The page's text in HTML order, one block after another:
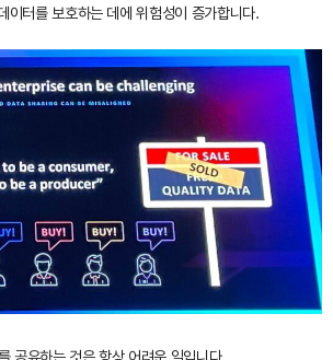
이터를 보호하는 데에 위험성이 증가합니다.